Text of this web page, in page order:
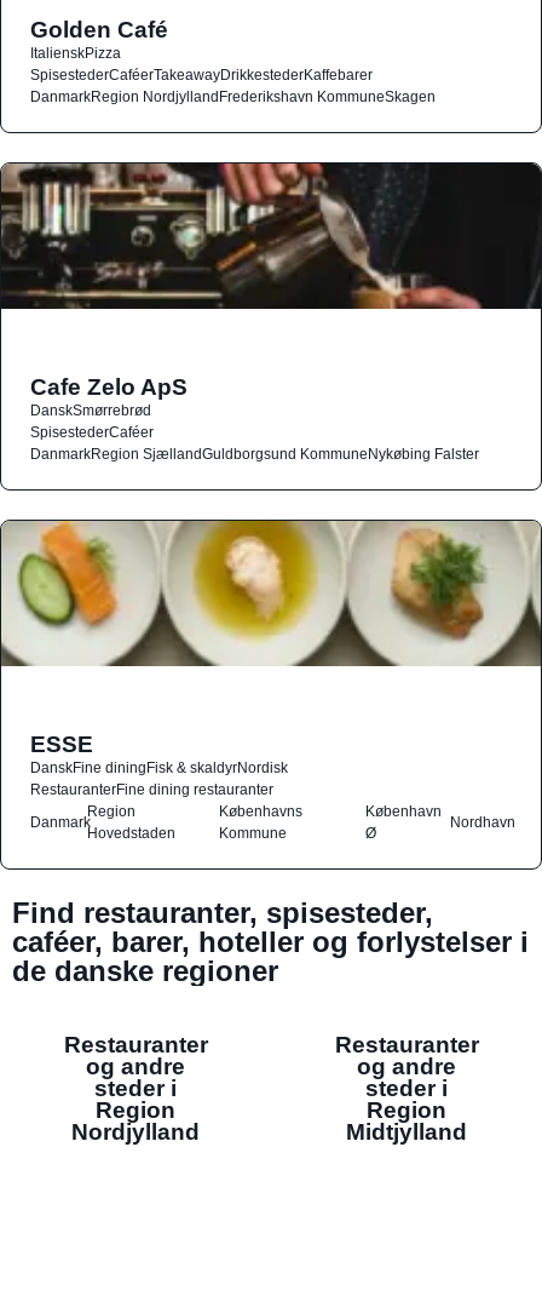
Golden Café
ItalienskPizza
SpisestederCaféerTakeawayDrikkestederKaffebarer
DanmarkRegion NordjyllandFrederikshavn KommuneSkagen
Cafe Zelo ApS
DanskSmørrebrød
SpisestederCaféer
DanmarkRegion SjællandGuldborgsund KommuneNykøbing Falster
ESSE
DanskFine diningFisk & skaldyrNordisk
RestauranterFine dining restauranter
Danmark
Region
Hovedstaden
Københavns
Kommune
København
Ø
Nordhavn
Find restauranter, spisesteder,
caféer, barer, hoteller og forlystelser i
de danske regioner
Restauranter
og andre
steder i
Region
Nordjylland
Restauranter
og andre
steder i
Region
Midtjylland